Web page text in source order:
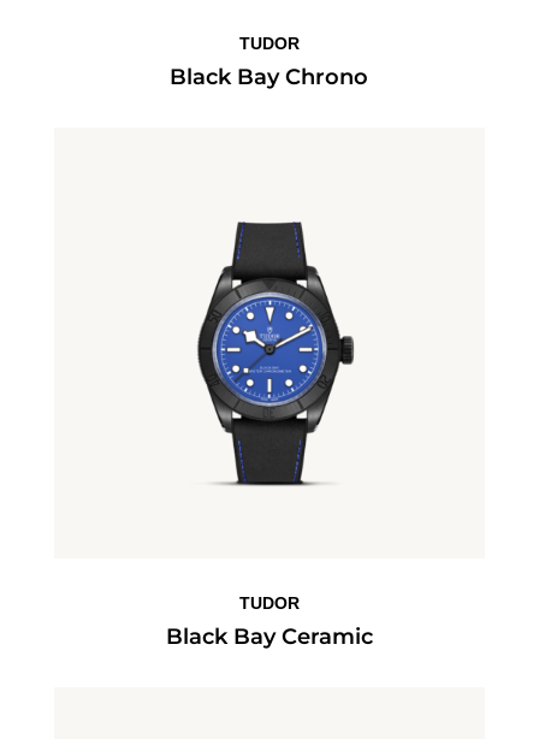
TUDOR
Black Bay Chrono
TUDOR
Black Bay Ceramic